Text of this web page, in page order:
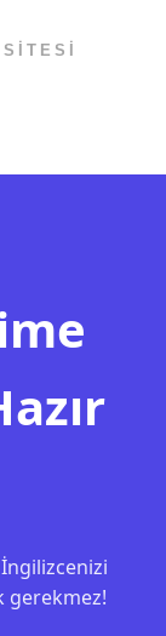
gerekmez!